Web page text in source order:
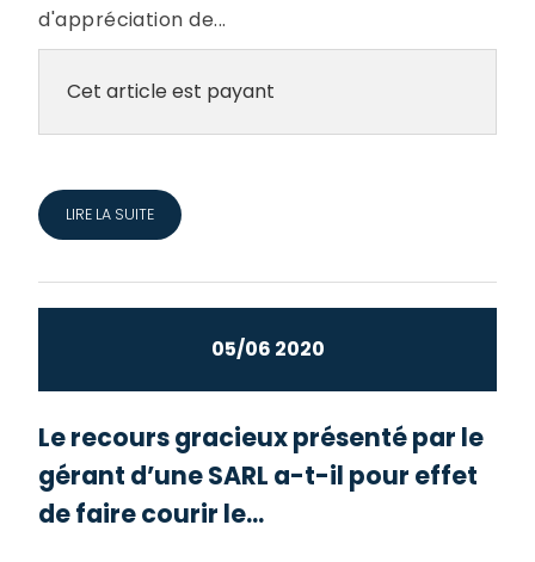
d'appréciation de...
Cet article est payant
LIRE LA SUITE
05/06 2020
Le recours gracieux présenté par le
gérant d’une SARL a-t-il pour effet
de faire courir le...